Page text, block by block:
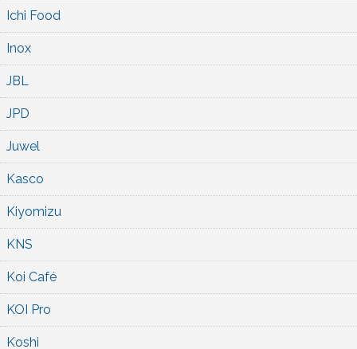
Ichi Food
Inox
JBL
JPD
Juwel
Kasco
Kiyomizu
KNS
Koi Café
KOI Pro
Koshi